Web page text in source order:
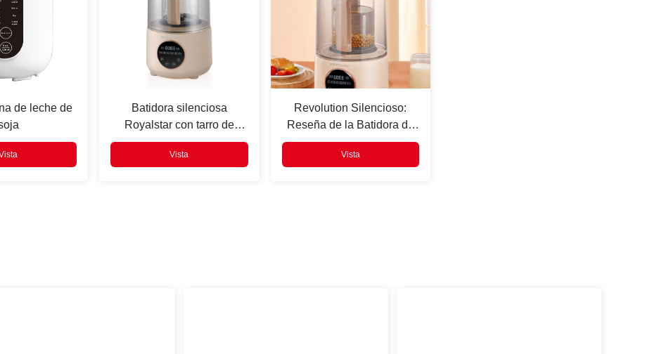
de leche de
Batidora silenciosa
Royalstar con tarro de
vidrio de 6 tazas y alta
eficiencia para múltiples
Vista
Revolution Silencioso:
Reseña de la Batidora de
Alta Velocidad de
Royalstar
Vista